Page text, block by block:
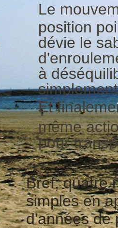
Le
position
dévie le
à
Et
même
pour
Bref, quatre
simples en
d'années de